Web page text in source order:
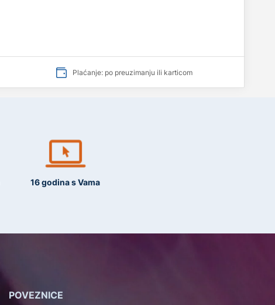
Plaćanje: po preuzimanju ili karticom
16 godina s Vama
POVEZNICE